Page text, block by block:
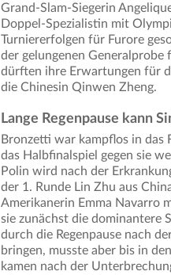
Grand-Slam-Siegerin
Doppel-Spezialistin mit
Turniererfolgen für Furore
der gelungenen Generalprobe
dürften ihre Erwartungen für
die Chinesin Qinwen Zheng.
Lange Regenpause kann
Bronzetti war kampflos in das
das Halbfinalspiel gegen sie
Polin wird nach der
der 1. Runde Lin Zhu aus
Amerikanerin Emma Navarro
sie zunächst die dominantere
durch die Regenpause nach
bringen, musste aber bis in
kamen nach der